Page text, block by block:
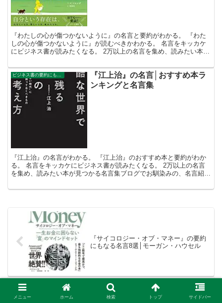
『わたしの心が傷つかないように』の名言と要約がわかる。 『わた
しの心が傷つかないように』が読むべきかわかる。 名言をキッカケ
にビジネス書が読みたくなる。 2万以上の名言を集め、読みたい本が
ビジネス書の要約にもなる名言集
『江上治』の名言│おすすめ本ラ
ンキングと名言集
『江上治』の名言がわかる。 『江上治』のおすすめ本と要約がわか
る。 名言をキッカケにビジネス書が読みたくなる。 2万以上の名言
を集め、読みたい本が見つかる名言集ブログでお馴染みの、名言紹介
『サイコロジー・オブ・マネー』の要約
にもなる名言8選│モーガン・ハウセル
メニュー ホーム 検索 トップ サイドバー